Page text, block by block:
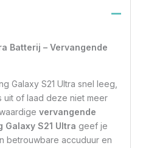
Batterij – Vervangende
Galaxy S21 Ultra snel leeg,
uit of laad deze niet meer
vervangende
Galaxy S21 Ultra geef je
betrouwbare accuduur en